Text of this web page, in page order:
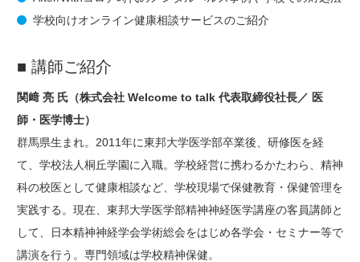
学校向けオンライン健康相談サービスのご紹介
■ 講師ご紹介
関﨑 亮 氏（株式会社 Welcome to talk 代表取締役社長／ 医
師・医学博士）
群⾺県⽣まれ。2011年に東邦⼤学医学部卒業後、研修医を経
て、学校法⼈桐丘学園に⼊職。学校経営に携わるかたわら、精神
科の校医として健康相談など、学校現場で保健教育・保健管理を
実践する。現在、東邦⼤学医学部精神神経医学講座の客員講師と
して、日本精神神経学会学術総会をはじめ各学会・セミナー等で
講演を行う。専⾨領域は学校精神保健。